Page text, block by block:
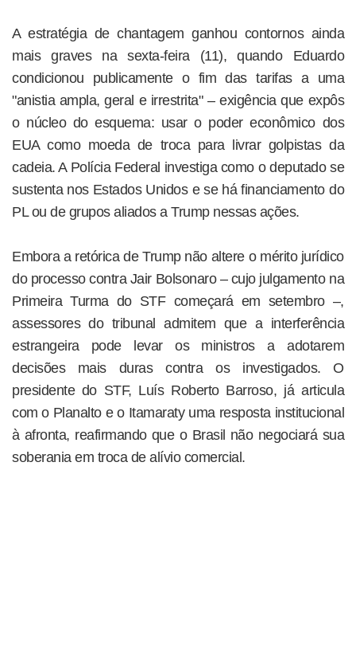
A estratégia de chantagem ganhou contornos ainda
mais graves na sexta-feira (11), quando Eduardo
condicionou publicamente o fim das tarifas a uma
"anistia ampla, geral e irrestrita" – exigência que expôs
o núcleo do esquema: usar o poder econômico dos
EUA como moeda de troca para livrar golpistas da
cadeia. A Polícia Federal investiga como o deputado se
sustenta nos Estados Unidos e se há financiamento do
PL ou de grupos aliados a Trump nessas ações.
Embora a retórica de Trump não altere o mérito jurídico
do processo contra Jair Bolsonaro – cujo julgamento na
Primeira Turma do STF começará em setembro –,
assessores do tribunal admitem que a interferência
estrangeira pode levar os ministros a adotarem
decisões mais duras contra os investigados. O
presidente do STF, Luís Roberto Barroso, já articula
com o Planalto e o Itamaraty uma resposta institucional
à afronta, reafirmando que o Brasil não negociará sua
soberania em troca de alívio comercial.